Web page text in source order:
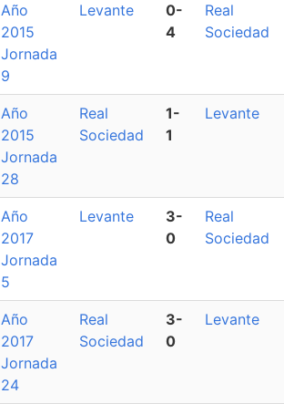
Año
2015
Jornada
9
Levante
0-
4
Real
Sociedad
Año
2015
Jornada
28
Real
Sociedad
1-
1
Levante
Año
2017
Jornada
5
Levante
3-
0
Real
Sociedad
Año
2017
Jornada
24
Real
Sociedad
3-
0
Levante